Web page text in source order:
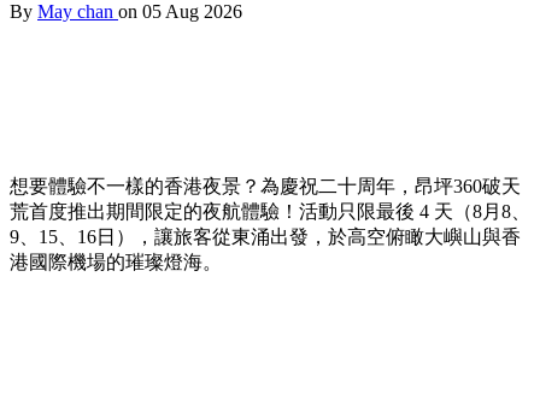
By May chan on 05 Aug 2026
想要體驗不一樣的香港夜景？為慶祝二十周年，昂坪360破天
荒首度推出期間限定的夜航體驗！活動只限最後 4 天（8月8、
9、15、16日），讓旅客從東涌出發，於高空俯瞰大嶼山與香
港國際機場的璀璨燈海。